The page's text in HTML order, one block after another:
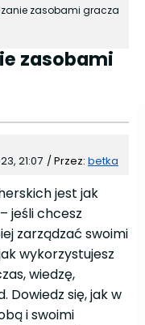
zasobami gracza
zasobami
21:07 /Przez: betka
jest jak
jeśli chcesz
zarządzać swoimi
wykorzystujesz
wiedzę,
Dowiedz się, jak w
i swoimi